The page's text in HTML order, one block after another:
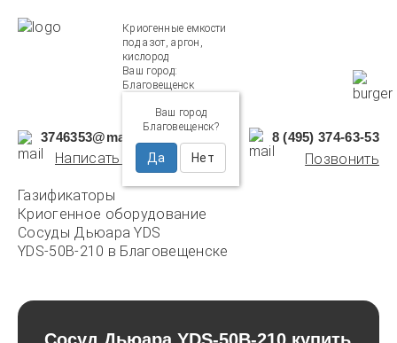
Криогенные емкости
под азот, аргон,
кислород
Ваш город:
Благовещенск
Ваш город
Благовещенск?
Да Нет
3746353@mail.ru
Написать нам
8 (495) 374-63-53
Позвонить
Газификаторы
Криогенное оборудование
Сосуды Дьюара YDS
YDS-50B-210 в Благовещенске